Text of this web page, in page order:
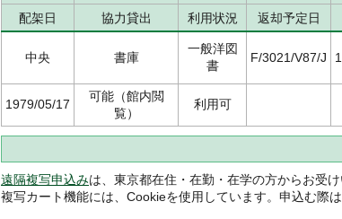
配架日 協力貸出 利用状況 返却予定日
中央 書庫
一般洋図
書
F/3021/V87/J
1979/05/17
可能（館内閲
覧）
利用可
遠隔複写申込みは、東京都在住・在勤・在学の方からお受け
複写カート機能には、Cookieを使用しています。申込む際